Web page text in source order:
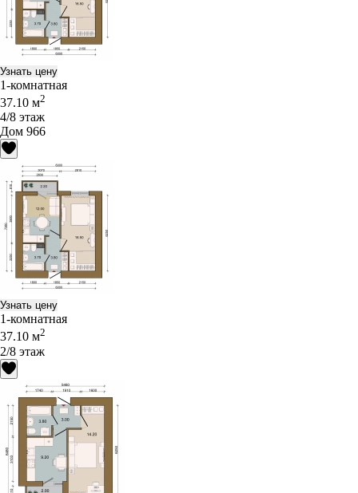
Узнать цену
1-комнатная
37.10 м2
4/8 этаж
Дом 966
Узнать цену
1-комнатная
37.10 м2
2/8 этаж